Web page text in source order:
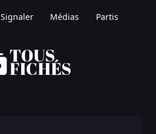
Signaler Médias Partis